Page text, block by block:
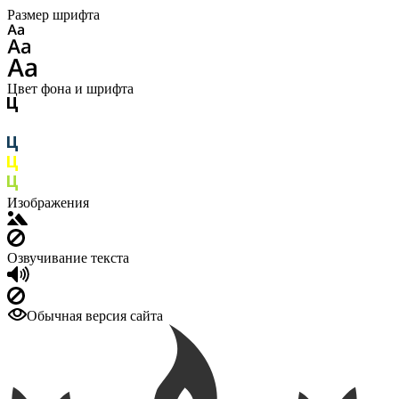
Размер шрифта
Цвет фона и шрифта
Изображения
Озвучивание текста
Обычная версия сайта